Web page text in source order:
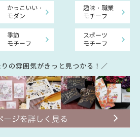
かっこいい・
モダン
趣味・職業
モチーフ
季節
モチーフ
スポーツ
モチーフ
の雰囲気がきっと見つかる！／